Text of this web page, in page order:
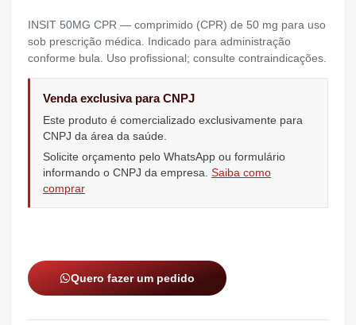
INSIT 50MG CPR — comprimido (CPR) de 50 mg para uso
sob prescrição médica. Indicado para administração
conforme bula. Uso profissional; consulte contraindicações.
Venda exclusiva para CNPJ
Este produto é comercializado exclusivamente para
CNPJ da área da saúde.
Solicite orçamento pelo WhatsApp ou formulário
informando o CNPJ da empresa. Saiba como
comprar
Quero fazer um pedido